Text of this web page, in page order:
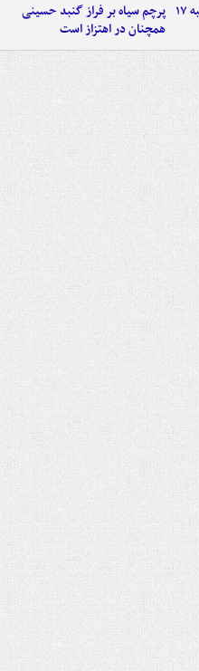
صفحه نخست روزنامه‌های شنبه ۱۷ پرچم سیاه بر فراز گنبد حسینی
همچنان در اهتزاز است